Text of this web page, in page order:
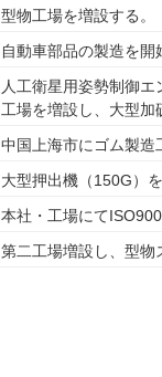
型物工場を増設する。
自動車部品の製造を
人工衛星用姿勢制御
工場を増設し、大型
中国上海市にゴム製造
大型押出機（150G）
本社・工場にて
第二工場増設し、型物